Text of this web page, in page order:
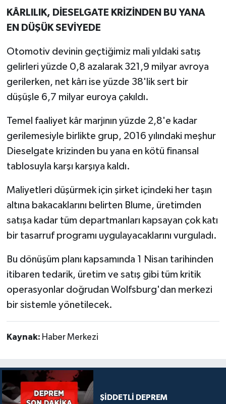
KÂRLILIK, DİESELGATE KRİZİNDEN BU YANA
EN DÜŞÜK SEVİYEDE
Otomotiv devinin geçtiğimiz mali yıldaki satış
gelirleri yüzde 0,8 azalarak 321,9 milyar avroya
gerilerken, net kârı ise yüzde 38'lik sert bir
düşüşle 6,7 milyar euroya çakıldı.
Temel faaliyet kâr marjının yüzde 2,8'e kadar
gerilemesiyle birlikte grup, 2016 yılındaki meşhur
Dieselgate krizinden bu yana en kötü finansal
tablosuyla karşı karşıya kaldı.
Maliyetleri düşürmek için şirket içindeki her taşın
altına bakacaklarını belirten Blume, üretimden
satışa kadar tüm departmanları kapsayan çok katı
bir tasarruf programı uygulayacaklarını vurguladı.
Bu dönüşüm planı kapsamında 1 Nisan tarihinden
itibaren tedarik, üretim ve satış gibi tüm kritik
operasyonlar doğrudan Wolfsburg'dan merkezi
bir sistemle yönetilecek.
Kaynak: Haber Merkezi
ŞİDDETLİ DEPREM